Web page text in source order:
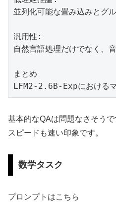
並列化可能な畳み込みとグ
汎用性:
自然言語処理だけでなく、
まとめ
LFM2-2.6B-Expにおける
基本的なQAは問題なさそう
スピードも速い印象です。
数学タスク
プロンプトはこちら